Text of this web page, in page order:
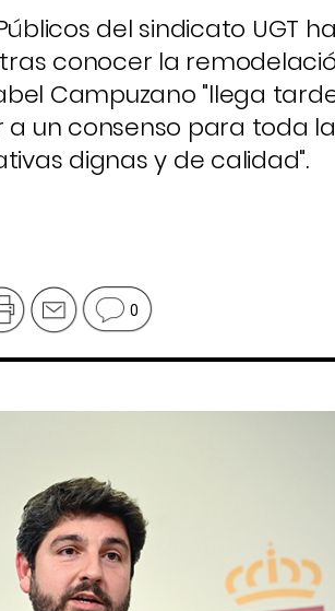
del sindicato UGT
conocer la
Campuzano "llega
un consenso para toda
dignas y de calidad".
0